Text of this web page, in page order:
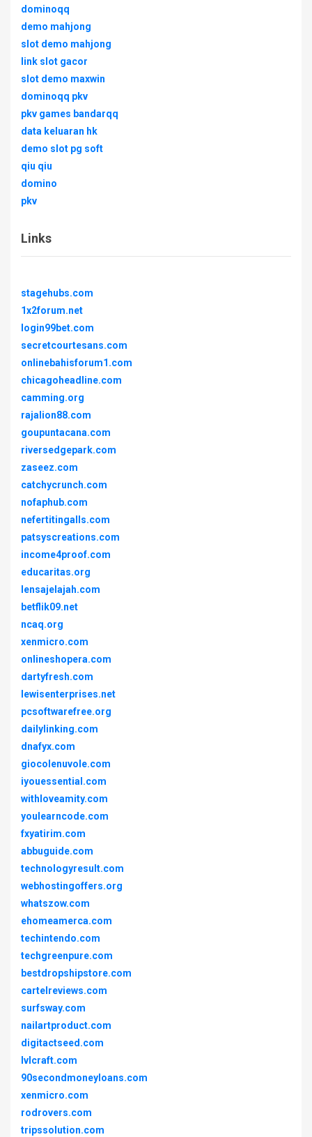
dominoqq
demo mahjong
slot demo mahjong
link slot gacor
slot demo maxwin
dominoqq pkv
pkv games bandarqq
data keluaran hk
demo slot pg soft
qiu qiu
domino
pkv
Links
stagehubs.com
1x2forum.net
login99bet.com
secretcourtesans.com
onlinebahisforum1.com
chicagoheadline.com
camming.org
rajalion88.com
goupuntacana.com
riversedgepark.com
zaseez.com
catchycrunch.com
nofaphub.com
nefertitingalls.com
patsyscreations.com
income4proof.com
educaritas.org
lensajelajah.com
betflik09.net
ncaq.org
xenmicro.com
onlineshopera.com
dartyfresh.com
lewisenterprises.net
pcsoftwarefree.org
dailylinking.com
dnafyx.com
giocolenuvole.com
iyouessential.com
withloveamity.com
youlearncode.com
fxyatirim.com
abbuguide.com
technologyresult.com
webhostingoffers.org
whatszow.com
ehomeamerca.com
techintendo.com
techgreenpure.com
bestdropshipstore.com
cartelreviews.com
surfsway.com
nailartproduct.com
digitactseed.com
lvlcraft.com
90secondmoneyloans.com
xenmicro.com
rodrovers.com
tripssolution.com